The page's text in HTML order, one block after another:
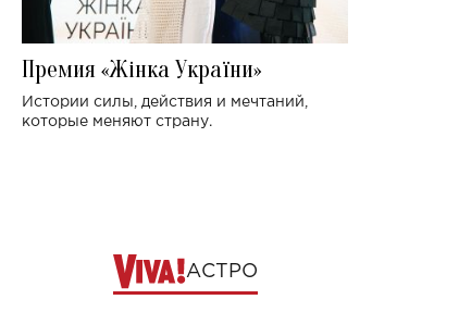
Премия «Жінка України»
Истории силы, действия и мечтаний,
которые меняют страну.
АСТРО